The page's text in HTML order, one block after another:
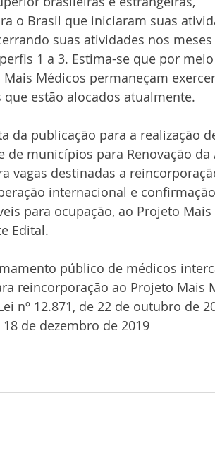
o Brasil que iniciaram suas
suas atividades nos
1 a 3. Estima-se que por
Médicos permaneçam
estão alocados atualmente.
da publicação para a realização
municípios para Renovação da
vagas destinadas a
internacional e
para ocupação, ao Projeto
Edital.
público de médicos
reincorporação ao Projeto Mais
nº 12.871, de 22 de outubro de
de dezembro de 2019